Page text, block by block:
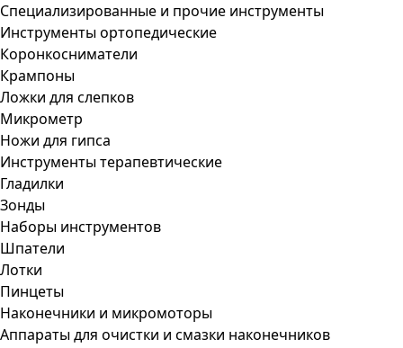
Специализированные и прочие инструменты
Инструменты ортопедические
Коронкосниматели
Крампоны
Ложки для слепков
Микрометр
Ножи для гипса
Инструменты терапевтические
Гладилки
Зонды
Наборы инструментов
Шпатели
Лотки
Пинцеты
Наконечники и микромоторы
Аппараты для очистки и смазки наконечников